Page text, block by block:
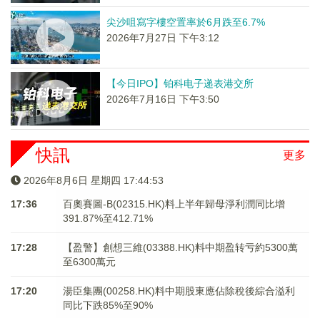
尖沙咀寫字樓空置率於6月跌至6.7%
2026年7月27日 下午3:12
【今日IPO】铂科电子递表港交所
2026年7月16日 下午3:50
更多
快訊
2026年8月6日 星期四 17:44:53
17:36
百奧賽圖-B(02315.HK)料上半年歸母淨利潤同比增
391.87%至412.71%
17:28
【盈警】創想三維(03388.HK)料中期盈转亏約5300萬
至6300萬元
17:20
湯臣集團(00258.HK)料中期股東應佔除稅後綜合溢利
同比下跌85%至90%